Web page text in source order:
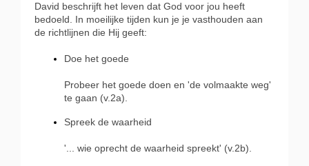
David beschrijft het leven dat God voor jou heeft
bedoeld. In moeilijke tijden kun je je vasthouden aan
de richtlijnen die Hij geeft:
Doe het goede
Probeer het goede doen en 'de volmaakte weg'
te gaan (v.2a).
Spreek de waarheid
'... wie oprecht de waarheid spreekt' (v.2b).